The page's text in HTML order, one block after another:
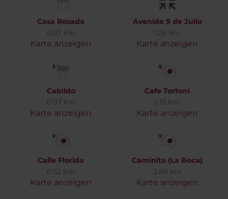
Casa Rosada
0.97 km
Karte anzeigen
Avenida 9 de Julio
1.26 km
Karte anzeigen
Cabildo
0.97 km
Karte anzeigen
Cafe Tortoni
1.15 km
Karte anzeigen
Calle Florida
0.52 km
Karte anzeigen
Caminito (La Boca)
3.89 km
Karte anzeigen